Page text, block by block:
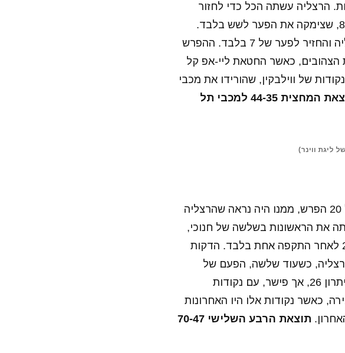
והעלתה את מכבי ליתרון שיא, של 14 נקודות. הרצליה עשתה הכל כדי לחזור
למשחק, הפעילה רבות את אדריאן הנפלא ועשתה ריצה של 8-0, שצימקה את הפער לשש בלבד.
מכבי ענתה ועלתה שוב ליתרון 10, אך לוין היה שם עבור הרצליה והחזיר לפער של 7 בלבד. ההפרש
הצהובים, כאשר החטאת ליי-אפ קל
של ווילבקין, שהורידו את מכבי
תוצאת המחצית 44-35 למכבי תל
ליגת ווינר)
מכבי פתחה את הרבע בריצת 11-0, שהובילה אותה ליתרון של 20 הפרש, ממנו היה נראה שהרצליה
את הראשונות בשלשה של חנוכי,
אך גם היא נענתה בשלשה של ווילבקין, שהחזיר את יתרון ה-20 לאחר התקפה אחת בלבד. הדקות
כשעוד שלשה, הפעם של
פארגו, העלתה ליתרון 25, בתוצאה 65-40. מכבי כבר עלתה ליתרון 26, אך פישר, עם נקודות
לישראל, הוריד ל-23 עם סל ועבירה, כאשר נקודות אלו היו האחרונות
תוצאת הרבע השלישי 70-47